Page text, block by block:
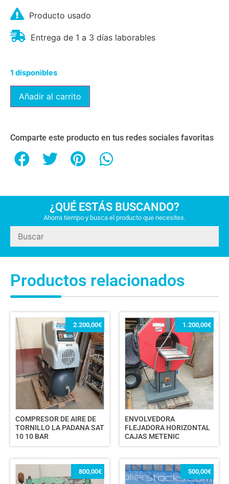
Producto usado
Entrega de 1 a 3 días laborables
1 disponibles
Añadir al carrito
Comparte este producto en tus redes sociales favoritas
¿QUÉ ESTÁS BUSCANDO?
Ahorra tiempo y busca el producto que necesites.
Productos relacionados
COMPRESOR DE AIRE DE
TORNILLO LA PADANA SAT
10 10 BAR
2.200,00€
ENVOLVEDORA
FLEJADORA HORIZONTAL
CAJAS METENIC
1.200,00€
800,00€ 500,00€